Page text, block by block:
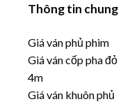
Thông tin chung
Giá ván phủ phim
Giá ván cốp pha đỏ
4m
Giá ván khuôn phủ